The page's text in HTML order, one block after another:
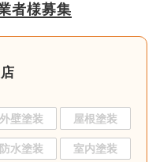
者様募集
外壁塗装 屋根塗装
防水塗装 室内塗装